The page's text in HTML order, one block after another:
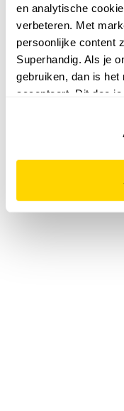
en analytische
verbeteren. Met
persoonlijke content
Superhandig. Als je
gebruiken, dan is het
accepteert. Dit doe
website niet optimaal